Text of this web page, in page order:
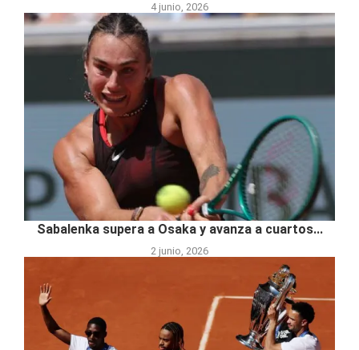
4 junio, 2026
Sabalenka supera a Osaka y avanza a cuartos...
2 junio, 2026